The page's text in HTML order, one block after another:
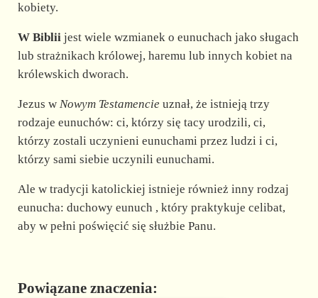
kobiety.
W Bibliijest wiele wzmianek o eunuchach jako sługach
lub strażnikach królowej, haremu lub innych kobiet na
królewskich dworach.
Jezus w Nowym Testamencie uznał, że istnieją trzy
rodzaje eunuchów: ci, którzy się tacy urodzili, ci,
którzy zostali uczynieni eunuchami przez ludzi i ci,
którzy sami siebie uczynili eunuchami.
Ale w tradycji katolickiej istnieje również inny rodzaj
eunucha: duchowy eunuch , który praktykuje celibat,
aby w pełni poświęcić się służbie Panu.
Powiązane znaczenia: